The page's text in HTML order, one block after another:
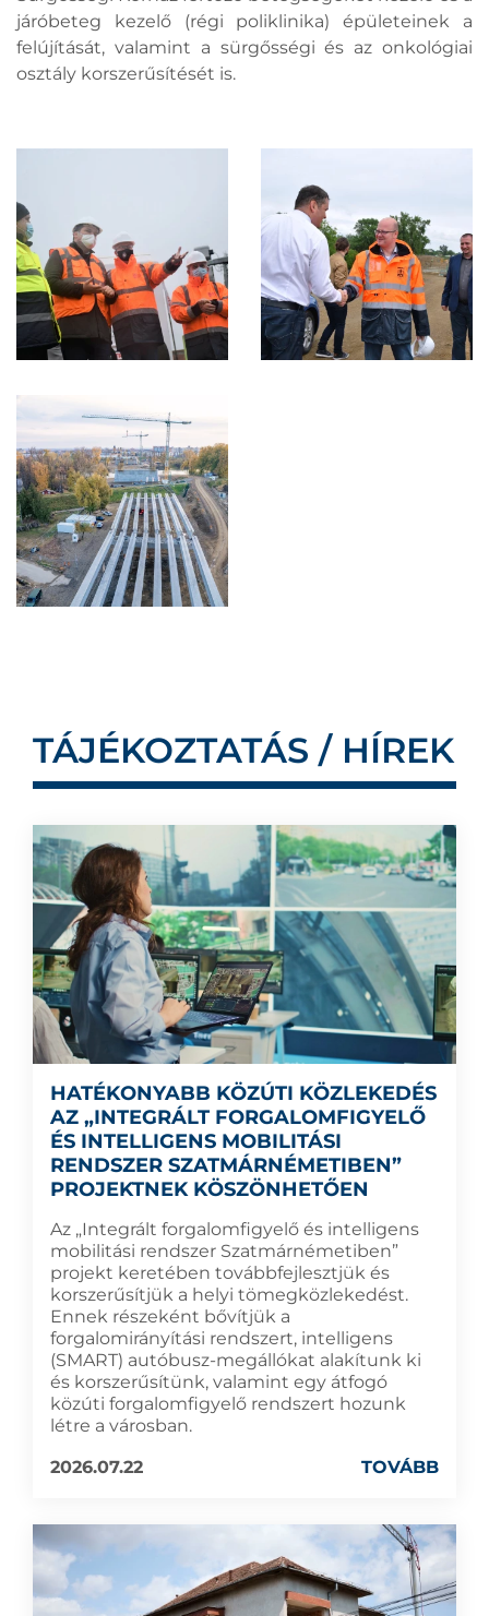
járóbeteg kezelő (régi poliklinika) épületeinek a
felújítását, valamint a sürgősségi és az onkológiai
osztály korszerűsítését is.
TÁJÉKOZTATÁS / HÍREK
HATÉKONYABB KÖZÚTI KÖZLEKEDÉS
AZ „INTEGRÁLT FORGALOMFIGYELŐ
ÉS INTELLIGENS MOBILITÁSI
RENDSZER SZATMÁRNÉMETIBEN”
PROJEKTNEK KÖSZÖNHETŐEN
Az „Integrált forgalomfigyelő és intelligens
mobilitási rendszer Szatmárnémetiben”
projekt keretében továbbfejlesztjük és
korszerűsítjük a helyi tömegközlekedést.
Ennek részeként bővítjük a
forgalomirányítási rendszert, intelligens
(SMART) autóbusz-megállókat alakítunk ki
és korszerűsítünk, valamint egy átfogó
közúti forgalomfigyelő rendszert hozunk
létre a városban.
2026.07.22
TOVÁBB